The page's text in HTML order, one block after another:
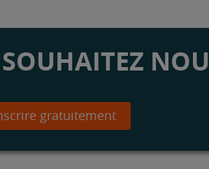
gratuitement